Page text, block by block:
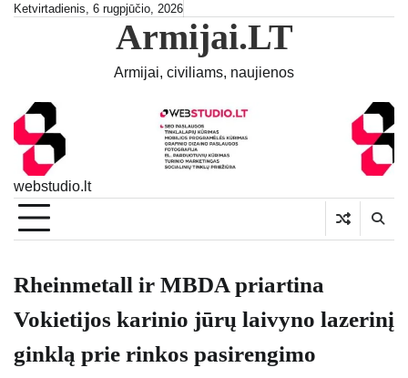
SkipKetvirtadienis, 6 rugpjūčio, 2026
Armijai.LT
Armijai, civiliams, naujienos
webstudio.lt
Rheinmetall ir MBDA priartina
Vokietijos karinio jūrų laivyno lazerinį
ginklą prie rinkos pasirengimo